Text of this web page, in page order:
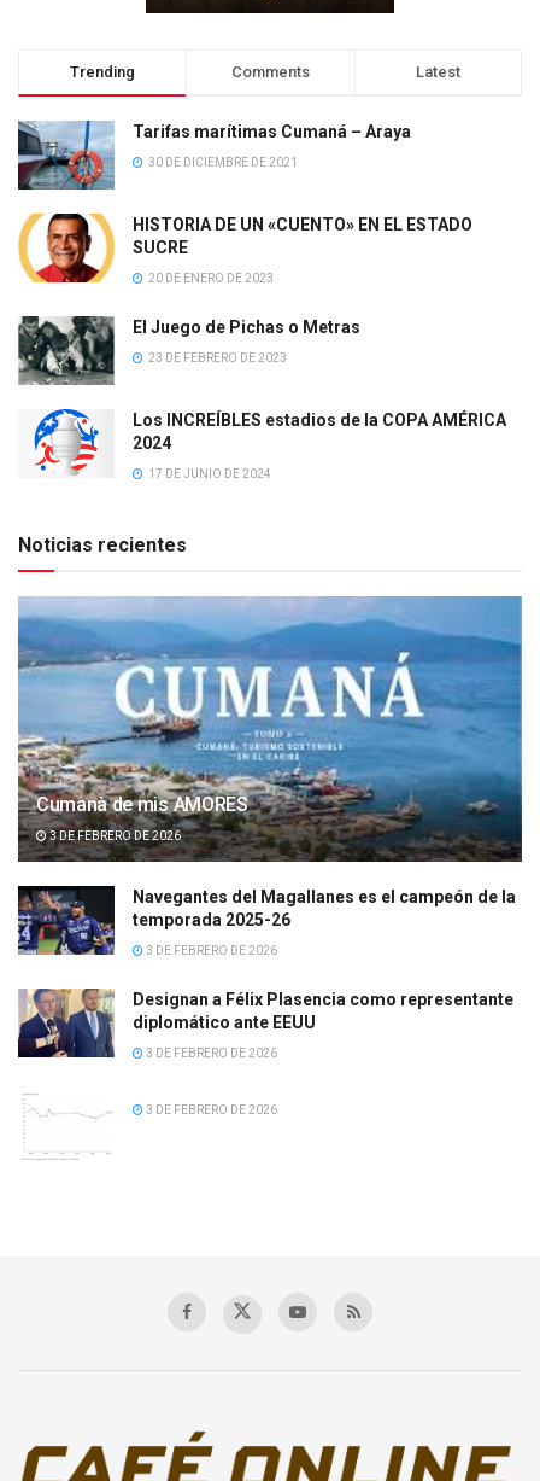
Trending Comments Latest
Tarifas marítimas Cumaná – Araya
30 DE DICIEMBRE DE 2021
HISTORIA DE UN «CUENTO» EN EL ESTADO
SUCRE
20 DE ENERO DE 2023
El Juego de Pichas o Metras
23 DE FEBRERO DE 2023
Los INCREÍBLES estadios de la COPA AMÉRICA
2024
17 DE JUNIO DE 2024
Noticias recientes
Cumanà de mis AMORES
3 DE FEBRERO DE 2026
Navegantes del Magallanes es el campeón de la
temporada 2025-26
3 DE FEBRERO DE 2026
Designan a Félix Plasencia como representante
diplomático ante EEUU
3 DE FEBRERO DE 2026
3 DE FEBRERO DE 2026